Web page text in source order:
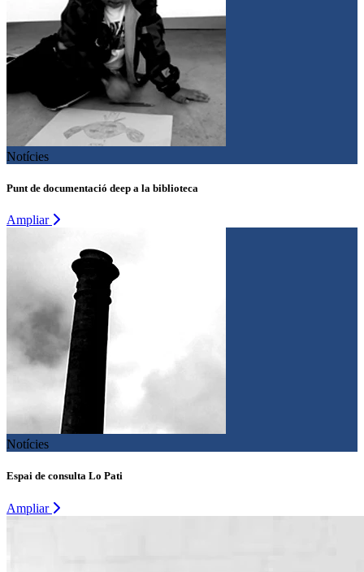
Notícies
Punt de documentació deep a la biblioteca
Ampliar
Notícies
Espai de consulta Lo Pati
Ampliar